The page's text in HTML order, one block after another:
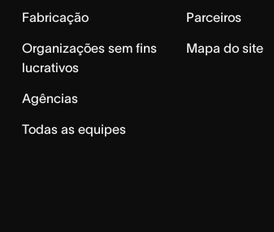
Fabricação
Organizações sem fins
lucrativos
Agências
Todas as equipes
Parceiros
Mapa do site